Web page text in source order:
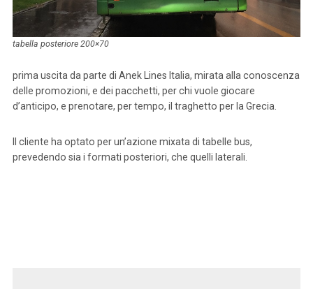
tabella posteriore 200×70
prima uscita da parte di Anek Lines Italia, mirata alla conoscenza
delle promozioni, e dei pacchetti, per chi vuole giocare
d’anticipo, e prenotare, per tempo, il traghetto per la Grecia.
Il cliente ha optato per un’azione mixata di tabelle bus,
prevedendo sia i formati posteriori, che quelli laterali.